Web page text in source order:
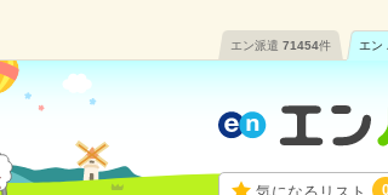
エン派遣 71454件 エン